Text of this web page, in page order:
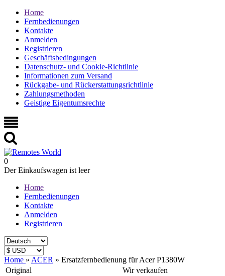
Home
Fernbedienungen
Kontakte
Anmelden
Registrieren
Geschäftsbedingungen
Datenschutz- und Cookie-Richtlinie
Informationen zum Versand
Rückgabe- und Rückerstattungsrichtlinie
Zahlungsmethoden
Geistige Eigentumsrechte
0
Der Einkaufswagen ist leer
Home
Fernbedienungen
Kontakte
Anmelden
Registrieren
Home » ACER » Ersatzfernbedienung für Acer P1380W
Original
Wir verkaufen